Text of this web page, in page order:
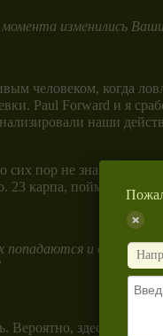
изменились
человеком, когда
Paul Forward и я
наши
пор не знаю -
23 карпа, пойманные
попадаются и очень
Вероятно, здесь